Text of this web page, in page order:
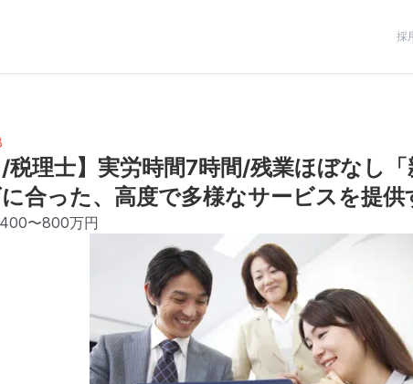
採
/税理士】実労時間7時間/残業ほぼなし
合った、高度で多様なサービスを提供
400〜800万円